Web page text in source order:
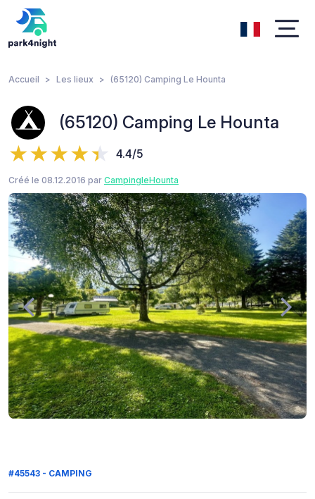
Accueil Les lieux (65120) Camping Le Hounta
(65120) Camping Le Hounta
4.4/5
Créé le 08.12.2016 par CampingleHounta
#45543 - CAMPING